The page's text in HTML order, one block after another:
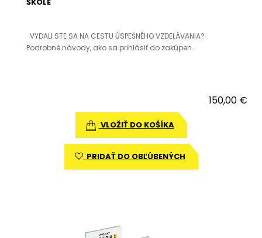
VYDALI STE SA NA CESTU ÚSPEŠNÉHO VZDELÁVANIA?
Podrobné návody, ako sa prihlásiť do zakúpen..
150,00 €
VLOŽIŤ DO KOŠÍKA
PRIDAŤ DO OBĽÚBENÝCH